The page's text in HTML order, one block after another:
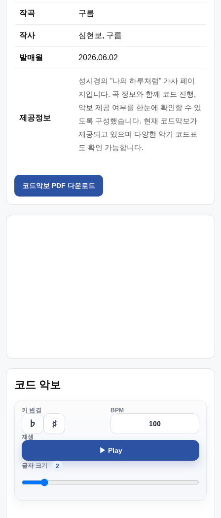
작곡 구름
작사 심현보, 구름
발매월 2026.06.02
제공정보
성시경의 "나의 하루처럼" 가사 페이
지입니다. 곡 정보와 함께 코드 진행,
악보 제공 여부를 한눈에 확인할 수 있
도록 구성했습니다. 현재 코드악보가
제공되고 있으며 다양한 악기 코드표
도 확인 가능합니다.
코드악보 PDF 다운로드
코드 악보
키 변경
♭ ♯
BPM
재생
▶ Play
글자 크기 2